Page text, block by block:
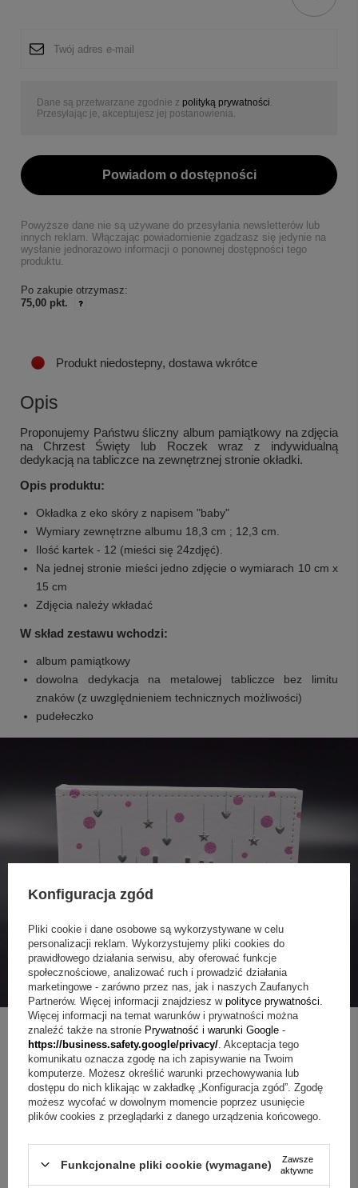
Dane są przetwarzane zgodnie z polityką prywatności
Przesyłając je, akceptujesz jej postanowienia.
Powiadom o dostępności
Powyższe dane nie są używane do przesyłania newsletterów lub
innych reklam. Włączając powiadomienie zgadzasz się jedynie na
wysłanie jednorazowo informacji o ponownej dostępności tego
produktu.
Po zakupie otrzymasz:
75,00 pkt.
Produkt niedostepny, dostawa wkrótce
Opis
Proponujemy Państwu śliczny album pamiątkowy na zdjęcia
na Chrzest Święty lub Roczek wraz z indywidualną
dedykacją na tabliczce na zewnętrznej stronie okładki.
Opis produktu:
Okładka z eko skóry z napisem "baby"
Wymiary zewnętrzne albumu 18,3 cm ; 12,3 cm.
Ilość kartek - 12 (mieści się 24zdjęć).
Na jednej stronie mieści jedno zdjęcie o wymiarach 10 cm x
15 cm
Zdjęcia należy wkładać
W skład zestawu wchodzi:
album pamiątkowy
dowolna dedykacja na metalowej tabliczce bez limitu
znaków (z uwzględnieniem technicznych możliwości)
pudełeczko
ZAPYTAJ O PRODUKT
Jeżeli powyższy opis jest dla Ciebie niewystarczający, prześlij nam
. Przesyłając je, akceptujesz jej postanowienia.
Konfiguracja zgód
Pliki cookie i dane osobowe są wykorzystywane w celu
personalizacji reklam. Wykorzystujemy pliki cookies do
prawidłowego działania serwisu, aby oferować funkcje
społecznościowe, analizować ruch i prowadzić działania
marketingowe - zarówno przez nas, jak i naszych Zaufanych
Partnerów. Więcej informacji znajdziesz w polityce prywatności
Więcej informacji na temat warunków i prywatności można
znaleźć także na stronie Prywatność i warunki Google -
https://business.safety.google/privacy/ . Akceptacja tego
komunikatu oznacza zgodę na ich zapisywanie na Twoim
komputerze. Możesz określić warunki przechowywania lub
dostępu do nich klikając w zakładkę „Konfiguracja zgód”. Zgodę
możesz wycofać w dowolnym momencie poprzez usunięcie
plików cookies z przeglądarki z danego urządzenia końcowego.
Funkcjonalne pliki cookie (wymagane)
Zawsze
aktywne